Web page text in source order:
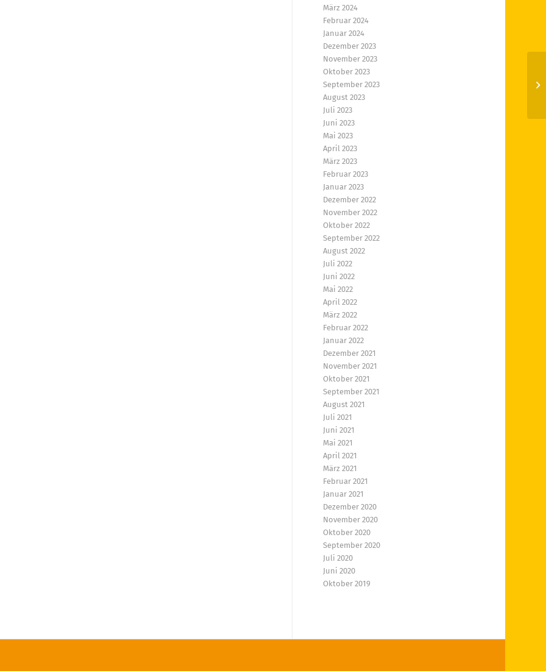
März 2024
Februar 2024
Januar 2024
Dezember 2023
November 2023
Oktober 2023
September 2023
August 2023
Juli 2023
Juni 2023
Mai 2023
April 2023
März 2023
Februar 2023
Januar 2023
Dezember 2022
November 2022
Oktober 2022
September 2022
August 2022
Juli 2022
Juni 2022
Mai 2022
April 2022
März 2022
Februar 2022
Januar 2022
Dezember 2021
November 2021
Oktober 2021
September 2021
August 2021
Juli 2021
Juni 2021
Mai 2021
April 2021
März 2021
Februar 2021
Januar 2021
Dezember 2020
November 2020
Oktober 2020
September 2020
Juli 2020
Juni 2020
Oktober 2019